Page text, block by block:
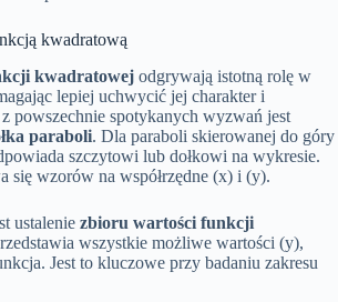
kwadratową
kwadratowej odgrywają istotną rolę w
lepiej uchwycić jej charakter i
powszechnie spotykanych wyzwań jest
paraboli. Dla paraboli skierowanej do góry
szczytowi lub dołkowi na wykresie.
się wzorów na współrzędne (x) i (y).
ustalenie zbioru wartości funkcji
wszystkie możliwe wartości (y),
Jest to kluczowe przy badaniu zakresu